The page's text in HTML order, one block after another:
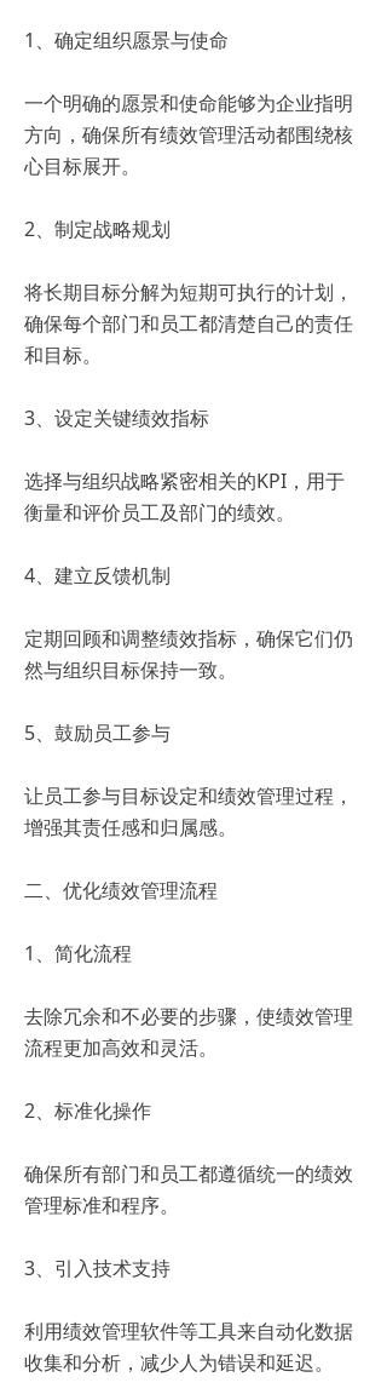
1、确定组织愿景与使命
一个明确的愿景和使命能够为企业指明
方向，确保所有绩效管理活动都围绕核
心目标展开。
2、制定战略规划
将长期目标分解为短期可执行的计划，
确保每个部门和员工都清楚自己的责任
和目标。
3、设定关键绩效指标
选择与组织战略紧密相关的KPI，用于
衡量和评价员工及部门的绩效。
4、建立反馈机制
定期回顾和调整绩效指标，确保它们仍
然与组织目标保持一致。
5、鼓励员工参与
让员工参与目标设定和绩效管理过程，
增强其责任感和归属感。
二、优化绩效管理流程
1、简化流程
去除冗余和不必要的步骤，使绩效管理
流程更加高效和灵活。
2、标准化操作
确保所有部门和员工都遵循统一的绩效
管理标准和程序。
3、引入技术支持
利用绩效管理软件等工具来自动化数据
收集和分析，减少人为错误和延迟。